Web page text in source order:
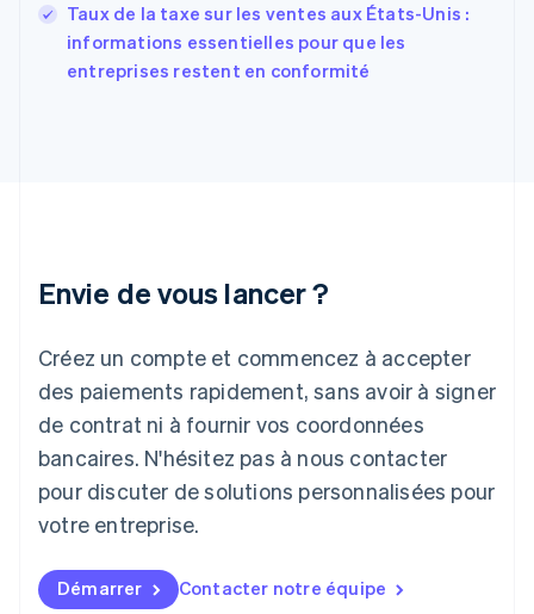
Taux de la taxe sur les ventes aux États-Unis :
informations essentielles pour que les
entreprises restent en conformité
Envie de vous lancer ?
Créez un compte et commencez à accepter
des paiements rapidement, sans avoir à signer
de contrat ni à fournir vos coordonnées
bancaires. N'hésitez pas à nous contacter
pour discuter de solutions personnalisées pour
votre entreprise.
Démarrer Contacter notre équipe
France
FrançaisEnglish
Gibraltar
English
Italie
Japon
日本語
Lettonie
English
Liechtenstein
DeutschEnglish
English
FrançaisDeutschEnglish
Malaisie